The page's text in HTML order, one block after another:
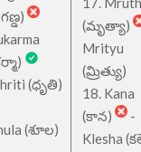
(ధృతి)
(శూల)
(మృత్యా)
Mrityu
(మ్రిత్యు)
18. Kana
(కాన)
-
Klesha